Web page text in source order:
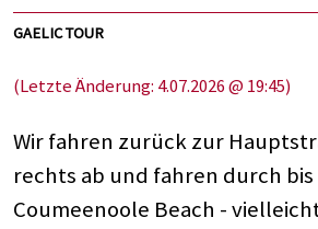
GAELIC TOUR
(Letzte Änderung: 4.07.2026 @ 19:45)
Wir fahren zurück zur
rechts ab und fahren durch bis
Coumeenoole Beach -